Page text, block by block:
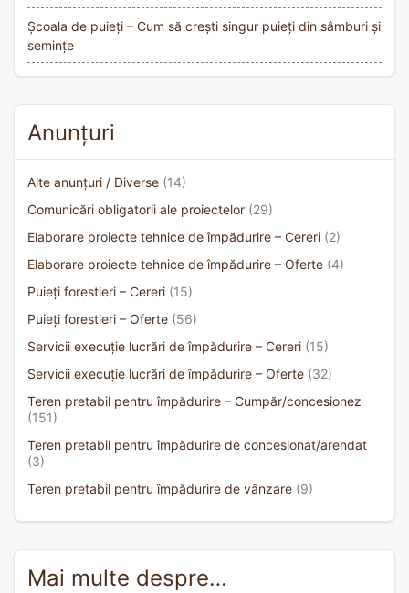
Școala de puieți – Cum să crești singur puieți din sâmburi și
semințe
Anunțuri
Alte anunțuri / Diverse (14)
Comunicări obligatorii ale proiectelor (29)
Elaborare proiecte tehnice de împădurire – Cereri (2)
Elaborare proiecte tehnice de împădurire – Oferte (4)
Puieți forestieri – Cereri (15)
Puieți forestieri – Oferte (56)
Servicii execuție lucrări de împădurire – Cereri (15)
Servicii execuție lucrări de împădurire – Oferte (32)
Teren pretabil pentru împădurire – Cumpăr/concesionez
(151)
Teren pretabil pentru împădurire de concesionat/arendat
(3)
Teren pretabil pentru împădurire de vânzare (9)
Mai multe despre…